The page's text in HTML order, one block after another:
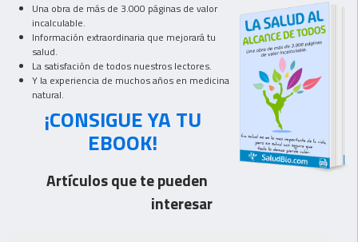
Una obra de más de 3.000 páginas de valor
incalculable.
Información extraordinaria que mejorará tu
salud.
La satisfación de todos nuestros lectores.
Y la experiencia de muchos años en medicina
natural.
¡CONSIGUE YA TU
EBOOK!
Artículos que te pueden
interesar